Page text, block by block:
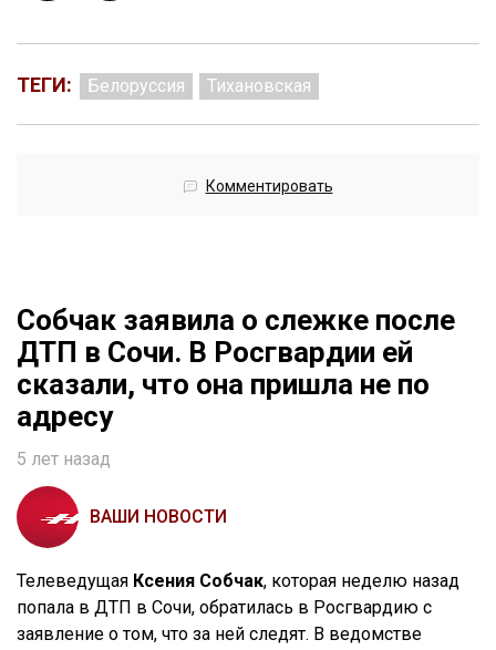
ТЕГИ: Белоруссия Тихановская
Комментировать
Собчак заявила о слежке после
ДТП в Сочи. В Росгвардии ей
сказали, что она пришла не по
адресу
5 лет назад
ВАШИ НОВОСТИ
Телеведущая Ксения Собчак, которая неделю назад
попала в ДТП в Сочи, обратилась в Росгвардию с
заявление о том, что за ней следят. В ведомстве